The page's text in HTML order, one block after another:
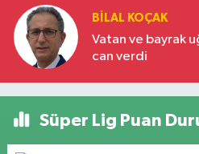
BILAL KOÇAK
Vatan ve bayrak
can verdi
Süper Lig Puan